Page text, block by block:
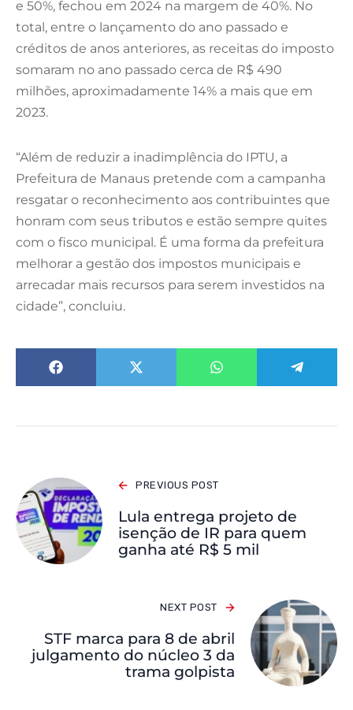
e 50%, fechou em 2024 na margem de 40%. No
total, entre o lançamento do ano passado e
créditos de anos anteriores, as receitas do imposto
somaram no ano passado cerca de R$ 490
milhões, aproximadamente 14% a mais que em
2023.
“Além de reduzir a inadimplência do IPTU, a
Prefeitura de Manaus pretende com a campanha
resgatar o reconhecimento aos contribuintes que
honram com seus tributos e estão sempre quites
com o fisco municipal. É uma forma da prefeitura
melhorar a gestão dos impostos municipais e
arrecadar mais recursos para serem investidos na
cidade”, concluiu.
PREVIOUS POST
Lula entrega projeto de
isenção de IR para quem
ganha até R$ 5 mil
NEXT POST
STF marca para 8 de abril
julgamento do núcleo 3 da
trama golpista